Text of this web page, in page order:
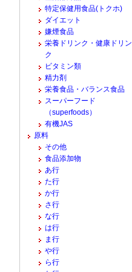
特定保健用食品(トクホ)
ダイエット
嫌煙食品
栄養ドリンク・健康ドリン
ク
ビタミン類
精力剤
栄養食品・バランス食品
スーパーフード
（superfoods）
有機JAS
原料
その他
食品添加物
あ行
た行
か行
さ行
な行
は行
ま行
や行
ら行